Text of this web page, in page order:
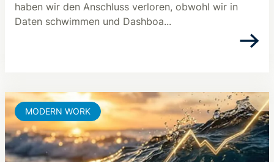
haben wir den Anschluss verloren, obwohl wir in
Daten schwimmen und Dashboa...
MODERN WORK